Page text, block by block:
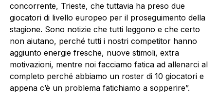
concorrente, Trieste, che tuttavia ha preso due
giocatori di livello europeo per il proseguimento della
stagione. Sono notizie che tutti leggono e che certo
non aiutano, perché tutti i nostri competitor hanno
aggiunto energie fresche, nuove stimoli, extra
motivazioni, mentre noi facciamo fatica ad allenarci al
completo perché abbiamo un roster di 10 giocatori e
appena c’è un problema fatichiamo a sopperire”.